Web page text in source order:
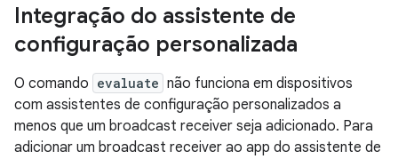
Integração do assistente de
configuração personalizada
O comando evaluate não funciona em dispositivos
com assistentes de configuração personalizados a
menos que um broadcast receiver seja adicionado. Para
adicionar um broadcast receiver ao app do assistente de